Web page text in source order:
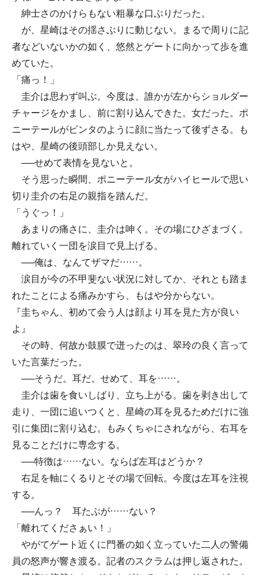
紳士さのかけらもない粗暴な口ぶりだった。
が、星崎はその揺さぶりに動じない。まるで周りに記
者などいないかの如く、悠然とゲートに向かって歩を進
めていた。
「痛っ！」
圭介は思わず叫ぶ。今度は、誰かが左からショルダー
チャージをかまし、前に割り込んできた。女だった。ポ
ニーテールがビンタのように顔に当たって後ずさる。も
はや、星崎の後頭部しか見えない。
──せめて表情を見ないと。
そう思った瞬間、ポニーテール女がハイヒールで思い
切り圭介の右足の親指を踏んだ。
「うぐっ！」
あまりの痛さに、圭介は呻く。その場にひざまづく。
離れていく一団を涙目で見上げる。
──俺は、なんてザマだ……。
涙目が今の不甲斐ない状況に対してか、それとも踏ま
れたことによる痛みかすら、もはや分からない。
『圭ちゃん、初めて会う人は顔より耳を見た方が良い
よ』
その時、何故か鼓膜で迸ったのは、翠玲の良く言って
いた言葉だった。
──そうだ。耳だ。せめて、耳を……。
圭介は歯を食いしばり、立ち上がる。歯を剥き出して
走り、一団に追いつくと、星崎の耳を見るためだけに強
引に集団に割り込む。もみくちゃにされながら、右耳を
見ることだけに専念する。
──特徴は……ない。ならば左耳はどうか？
右足を軸にくるりとその場で回転。今度は左耳を注視
する。
──んっ？ 耳たぶが……ない？
「離れてくださぁい！」
やがてゲート近くに門番の如く立っていた二人の警備
員の怒声が響き渡る。記者のスクラムは押し返された。